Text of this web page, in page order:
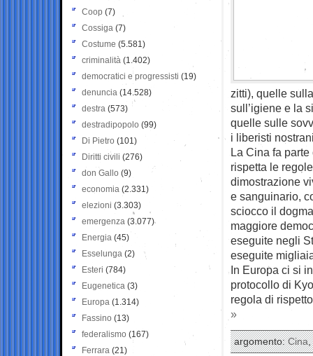
zitti), quelle
sull’igiene e la
quelle sulle
i liberisti
La Cina fa
rispetta le
dimostrazione
e sanguinario,
sciocco il
maggiore
eseguite negli
eseguite
In Europa ci si
protocollo di
regola di
»
argomento:Cina,
Coop (7)
Cossiga (7)
Costume (5.581)
criminalità (1.402)
democratici e progressisti (19)
denuncia (14.528)
destra (573)
destradipopolo (99)
Di Pietro (101)
Diritti civili (276)
don Gallo (9)
economia (2.331)
elezioni (3.303)
emergenza (3.077)
Energia (45)
Esselunga (2)
Esteri (784)
Eugenetica (3)
Europa (1.314)
Fassino (13)
federalismo (167)
Ferrara (21)